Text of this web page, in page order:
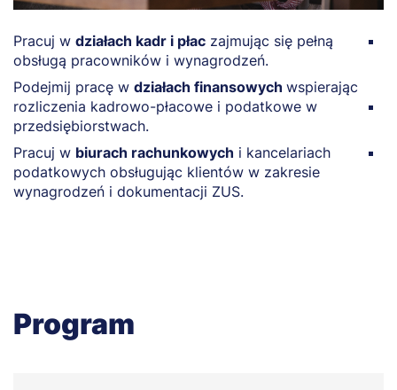
Pracuj w działach kadr i płac zajmując się pełną
obsługą pracowników i wynagrodzeń.
Podejmij pracę w działach finansowych wspierając
rozliczenia kadrowo-płacowe i podatkowe w
przedsiębiorstwach.
Pracuj w biurach rachunkowych i kancelariach
podatkowych obsługując klientów w zakresie
wynagrodzeń i dokumentacji ZUS.
Program